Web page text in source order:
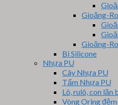
Gioăng-
Gioăng-
Bi Silicone
Nhựa PU
Cây Nhựa PU
Tấm Nhựa PU
Lô, rulô, con lăn
Vòng Oring